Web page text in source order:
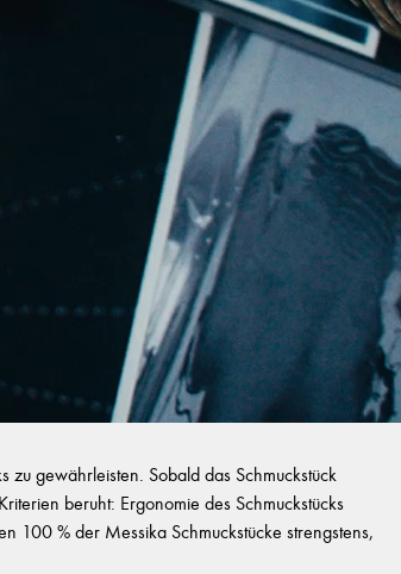
gewährleisten. Sobald das Schmuckstück
beruht: Ergonomie des Schmuckstücks
100 % der Messika Schmuckstücke strengstens,